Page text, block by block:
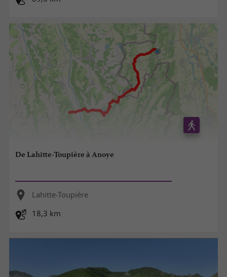
De Lahitte-Toupière à Anoye
Lahitte-Toupière
18,3 km